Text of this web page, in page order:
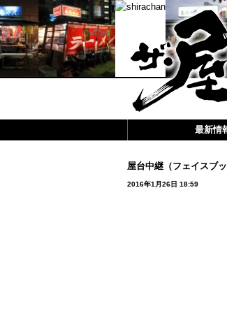
最新情
屋台中継（フェイスブッ
2016年1月26日 18:59